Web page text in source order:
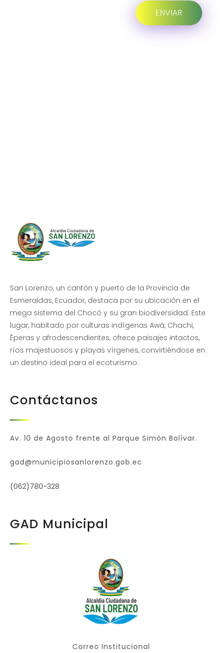
San Lorenzo, un cantón y puerto de la Provincia de
Esmeraldas, Ecuador, destaca por su ubicación en el
mega sistema del Chocó y su gran biodiversidad. Este
lugar, habitado por culturas indígenas Awá, Chachi,
Éperas y afrodescendientes, ofrece paisajes intactos,
ríos majestuosos y playas vírgenes, convirtiéndose en
un destino ideal para el ecoturismo.
Contáctanos
Av. 10 de Agosto frente al Parque Simón Bolívar.
gad@municipiosanlorenzo.gob.ec
(062)780-328
GAD Municipal
Correo Institucional